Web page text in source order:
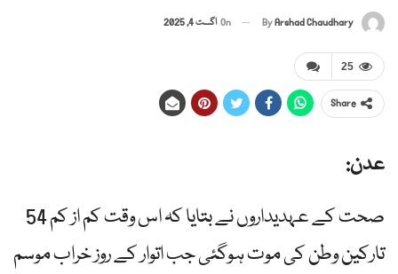
ByArshad Chaudhary
On اگست 4, 2025
25
Share
عدن:
صحت کے عہدیداروں نے بتایا کہ اس وقت کم از کم 54
تارکین وطن کی موت ہوگئی جب اتوار کے روز خراب موسم